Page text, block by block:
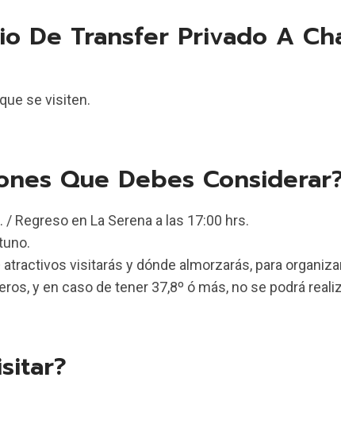
De Transfer Privado A
se visiten.
Que Debes
Regreso en La Serena a las 17:00 hrs.
visitarás y dónde almorzarás, para
y en caso de tener 37,8º ó más, no se podrá